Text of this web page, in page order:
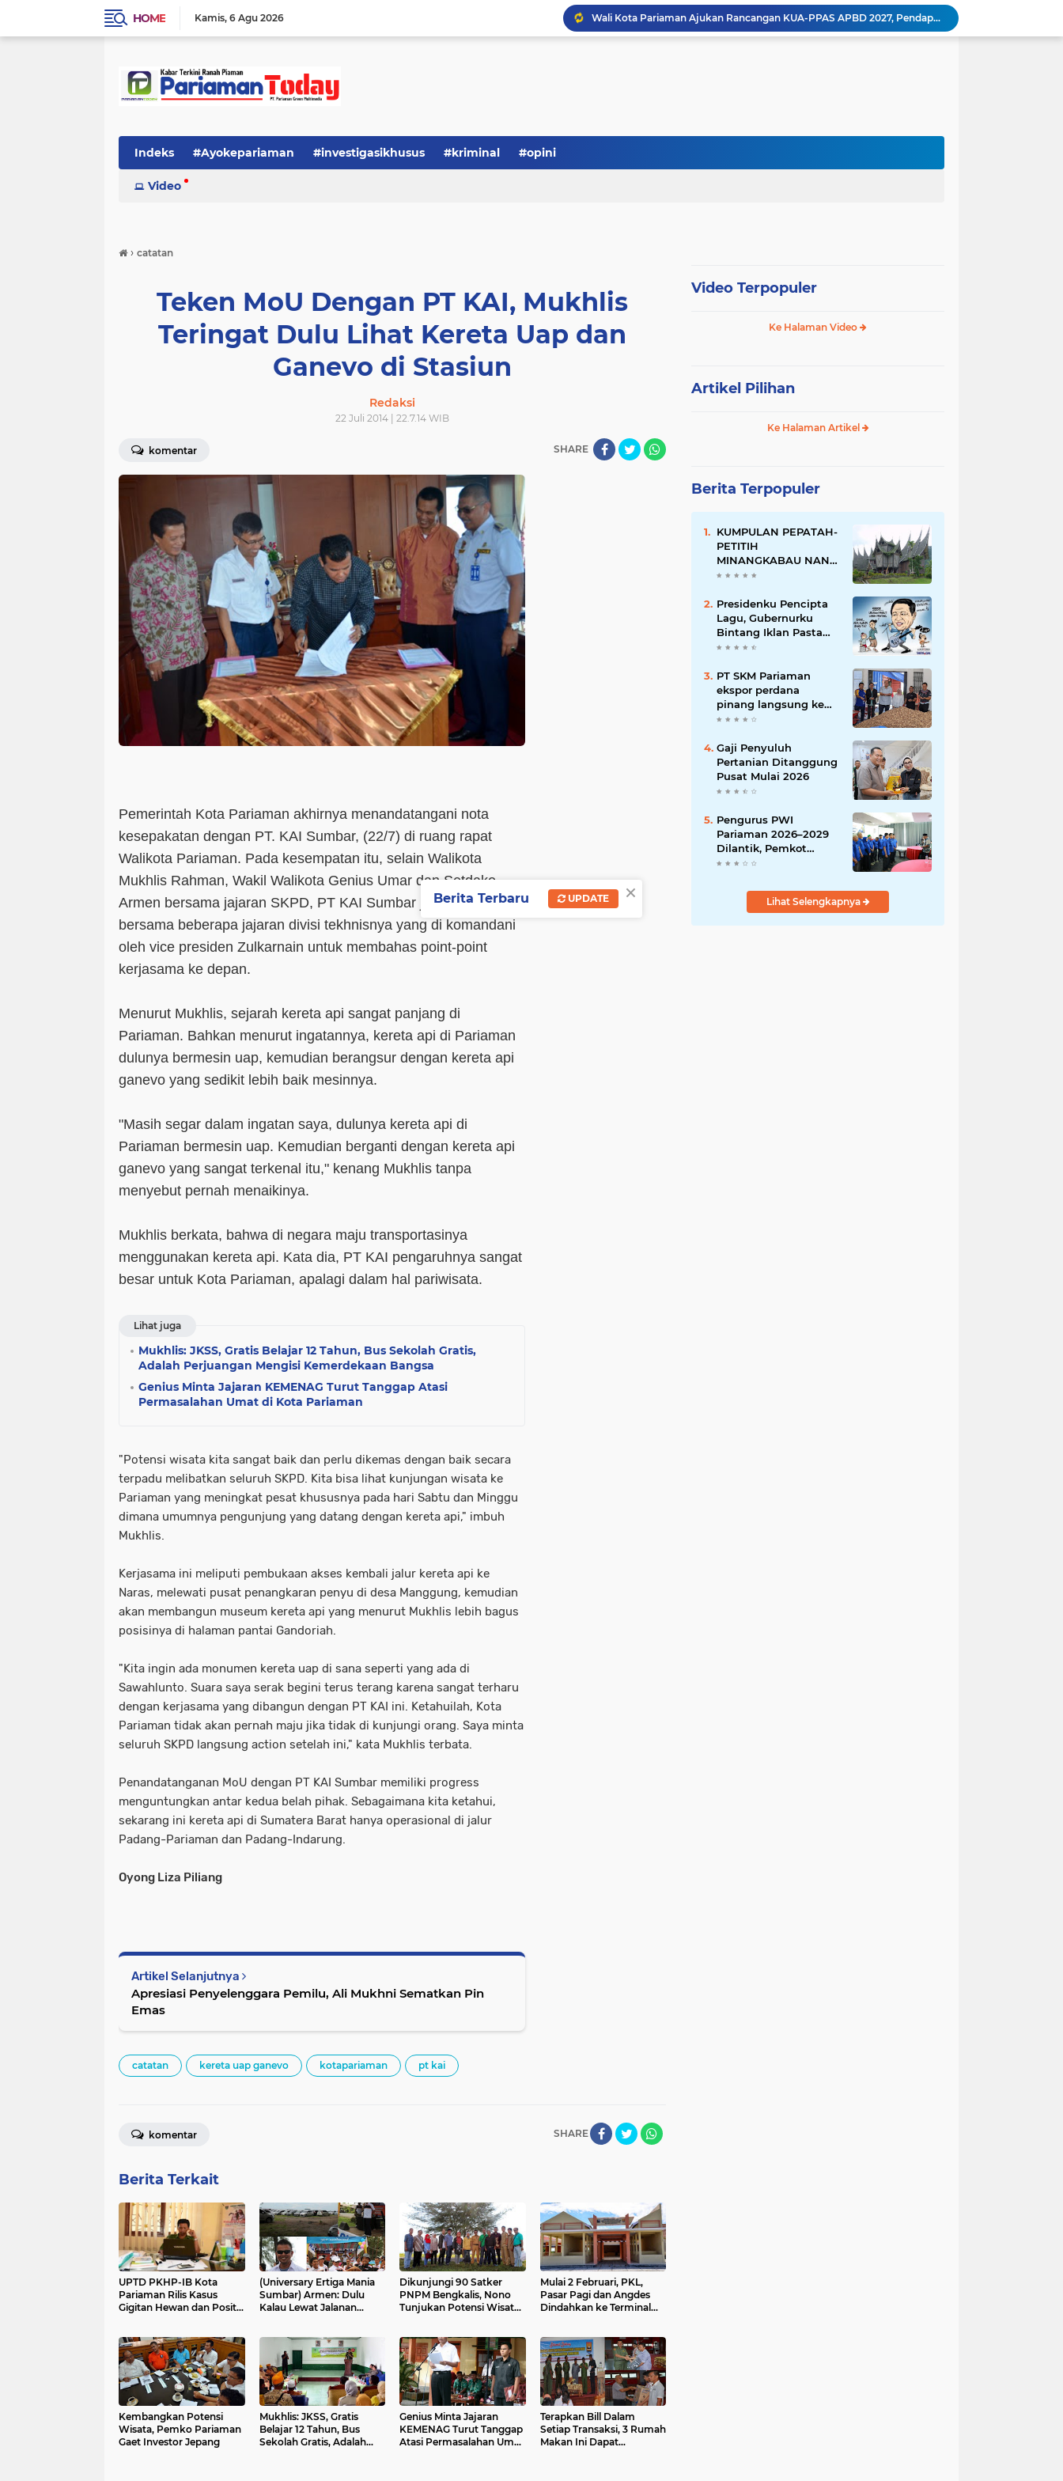
HOME Kamis 6 Agu 2026
Pemkot Pariaman Mulai Pusdiklat Paskibraka 2026, Wali Kota Tekankan Pentingnya Disiplin
Pisah Sambut Kapolres, Yota Balad Tekankan Pentingnya Sinergi Jaga Kondusivitas Daerah
Wali Kota Pariaman Salurkan Bantuan bagi Korban Pohon Tumbang, Rumah Rusak Berat Akan Dibedah
Indeks #Ayokepariaman #investigasikhusus #kriminal #opini
Video
› catatan
Teken MoU Dengan PT KAI, Mukhlis
Teringat Dulu Lihat Kereta Uap dan
Ganevo di Stasiun
Redaksi
22 Juli 2014 | 22.7.14 WIB
komentar SHARE
Pemerintah Kota Pariaman akhirnya menandatangani nota
kesepakatan dengan PT. KAI Sumbar, (22/7) di ruang rapat
Walikota Pariaman. Pada kesempatan itu, selain Walikota
Mukhlis Rahman, Wakil Walikota Genius Umar dan Setdako
Armen bersama jajaran SKPD, PT KAI Sumbar juga datang
bersama beberapa jajaran divisi tekhnisnya yang di komandani
oleh vice presiden Zulkarnain untuk membahas point-point
kerjasama ke depan.
Menurut Mukhlis, sejarah kereta api sangat panjang di
Pariaman. Bahkan menurut ingatannya, kereta api di Pariaman
dulunya bermesin uap, kemudian berangsur dengan kereta api
ganevo yang sedikit lebih baik mesinnya.
"Masih segar dalam ingatan saya, dulunya kereta api di
Pariaman bermesin uap. Kemudian berganti dengan kereta api
ganevo yang sangat terkenal itu," kenang Mukhlis tanpa
menyebut pernah menaikinya.
Mukhlis berkata, bahwa di negara maju transportasinya
menggunakan kereta api. Kata dia, PT KAI pengaruhnya sangat
besar untuk Kota Pariaman, apalagi dalam hal pariwisata.
Lihat juga
Mukhlis: JKSS, Gratis Belajar 12 Tahun, Bus Sekolah Gratis,
Adalah Perjuangan Mengisi Kemerdekaan Bangsa
Genius Minta Jajaran KEMENAG Turut Tanggap Atasi
Permasalahan Umat di Kota Pariaman
"Potensi wisata kita sangat baik dan perlu dikemas dengan baik secara
terpadu melibatkan seluruh SKPD. Kita bisa lihat kunjungan wisata ke
Pariaman yang meningkat pesat khususnya pada hari Sabtu dan Minggu
dimana umumnya pengunjung yang datang dengan kereta api," imbuh
Mukhlis.
Kerjasama ini meliputi pembukaan akses kembali jalur kereta api ke
Naras, melewati pusat penangkaran penyu di desa Manggung, kemudian
akan membangun museum kereta api yang menurut Mukhlis lebih bagus
posisinya di halaman pantai Gandoriah.
"Kita ingin ada monumen kereta uap di sana seperti yang ada di
Sawahlunto. Suara saya serak begini terus terang karena sangat terharu
dengan kerjasama yang dibangun dengan PT KAI ini. Ketahuilah, Kota
Pariaman tidak akan pernah maju jika tidak di kunjungi orang. Saya minta
seluruh SKPD langsung action setelah ini," kata Mukhlis terbata.
Penandatanganan MoU dengan PT KAI Sumbar memiliki progress
menguntungkan antar kedua belah pihak. Sebagaimana kita ketahui,
sekarang ini kereta api di Sumatera Barat hanya operasional di jalur
Padang-Pariaman dan Padang-Indarung.
Oyong Liza Piliang
Artikel Selanjutnya
Apresiasi Penyelenggara Pemilu, Ali Mukhni Sematkan Pin
Emas
catatan kereta uap ganevo kotapariaman pt kai
SHARE
komentar
Berita Terkait
UPTD PKHP-IB Kota
Pariaman Rilis Kasus
Gigitan Hewan dan Positif
(Universary Ertiga Mania
Sumbar) Armen: Dulu
Kalau Lewat Jalanan
Dikunjungi 90 Satker
PNPM Bengkalis, Nono
Tunjukan Potensi Wisata
Mulai 2 Februari, PKL,
Pasar Pagi dan Angdes
Dindahkan ke Terminal
Kembangkan Potensi
Wisata, Pemko Pariaman
Gaet Investor Jepang
Mukhlis: JKSS, Gratis
Belajar 12 Tahun, Bus
Sekolah Gratis, Adalah
Genius Minta Jajaran
KEMENAG Turut Tanggap
Atasi Permasalahan Umat
Terapkan Bill Dalam
Setiap Transaksi, 3 Rumah
Makan Ini Dapat
Video Terpopuler
Ke Halaman Video
Artikel Pilihan
Ke Halaman Artikel
Berita Terpopuler
KUMPULAN PEPATAH-
PETITIH
MINANGKABAU NAN
ELOK
Presidenku Pencipta
Lagu, Gubernurku
Bintang Iklan Pasta
Gigi
PT SKM Pariaman
ekspor perdana
pinang langsung ke
India
Gaji Penyuluh
Pertanian Ditanggung
Pusat Mulai 2026
Pengurus PWI
Pariaman 2026–2029
Dilantik, Pemkot
Tekankan Sinergi dan
Lihat Selengkapnya
×
Berita Terbaru UPDATE